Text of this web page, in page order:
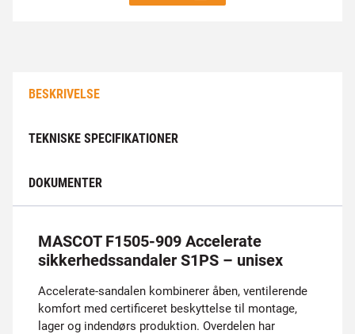
BESKRIVELSE
TEKNISKE SPECIFIKATIONER
DOKUMENTER
MASCOT F1505-909 Accelerate
sikkerhedssandaler S1PS – unisex
Accelerate-sandalen kombinerer åben, ventilerende
komfort med certificeret beskyttelse til montage,
lager og indendørs produktion. Overdelen har